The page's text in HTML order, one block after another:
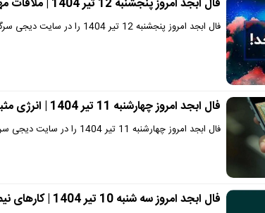
فال ابجد امروز پنجشنبه 12 تیر 1404 | ملاقات مهمی خواهید داشت
فال ابجد امروز پنجشنبه 12 تیر 1404 را در سایت دیجی سرگرمی بخوانید.
فال ابجد امروز چهارشنبه 11 تیر 1404 | انرژی مثبت شما دیگران را جذب خواهد کرد
فال ابجد امروز چهارشنبه 11 تیر 1404 را در سایت دیجی سرگرمی بخوانید.
فال ابجد امروز سه شنبه 10 تیر 1404 | کارهای نیمه‌تمام را به پایان برسانید !